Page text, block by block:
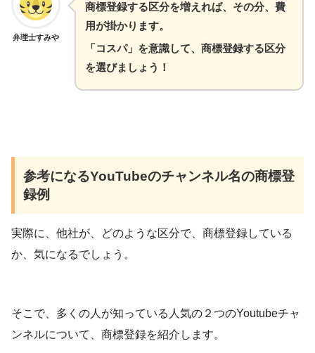
弁理士すみや
商標登録する区分を増えれば、その分、費
用が掛かります。
「コスパ」を意識して、商標登録する区分
を選びましょう！
参考になるYouTubeのチャンネル名の商標登
録例
実際に、他社が、どのような区分で、商標登録している
か、気になるでしょう。
そこで、多くの人が知っている人気の２つのYoutubeチャ
ンネルについて、商標登録を紹介します。